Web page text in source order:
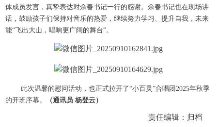
体成员发言，真挚表达对佘春书记一行的感谢。佘春书记也在现场讲
话，鼓励孩子们保持对音乐的热爱，继续努力学习、提升自我，未来
能“飞出大山，唱响更广阔的舞台”。
此次温馨的慰问活动，也正式拉开了“小百灵”合唱团2025年秋季
的开班序幕。
（通讯员 杨登云）
责任编辑：归档